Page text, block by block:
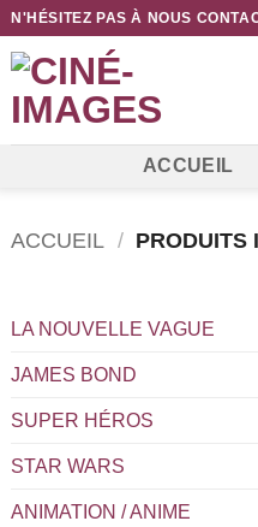
Passer
contenu
N'HÉSITEZ PAS À NOUS
ACCUEIL
ACCUEIL / PRODUITS
LA NOUVELLE VAGUE
JAMES BOND
SUPER HÉROS
STAR WARS
ANIMATION / ANIME